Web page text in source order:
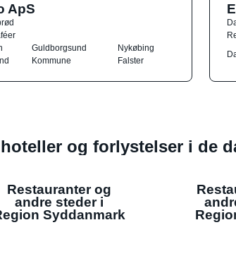
ApS
Guldborgsund
Kommune
Nykøbing
Falster
og forlystelser i de
Restauranter og
andre steder i
Syddanmark